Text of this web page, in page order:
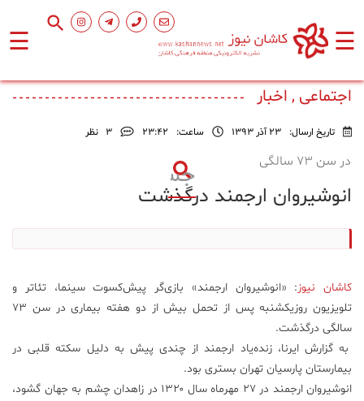
☰ ☰
اصلی
فرهنگ
هنر
محیط
زیست
علم
اجتماعی , اخبار
تاریخ ارسال: 23 آذر 1393 ساعت: ۲۳:۴۲ 3 نظر
در سن 73 سالگی
انوشیروان ارجمند درگذشت
کاشان نیوز : «انوشیروان ارجمند» بازی‌گر پیش‌کسوت سینما، تئا‌تر و
تلویزیون روزیکشنبه پس از تحمل بیش از دو هفته بیماری در سن ۷۳
سالگی درگذشت.
به گزارش ایرنا، زنده‌یاد ارجمند از چندی پیش به دلیل سکته قلبی در
بیمارستان پارسیان تهران بستری بود.
انوشیروان ارجمند در ۲۷ مهرماه سال ۱۳۲۰ در زاهدان چشم به جهان گشود،